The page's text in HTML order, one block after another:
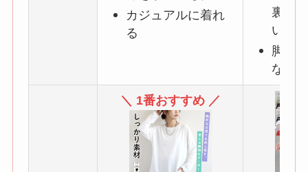
カジュアルに着れ
る
裏起
い
脚の
ない
＼ 1番おすすめ ／